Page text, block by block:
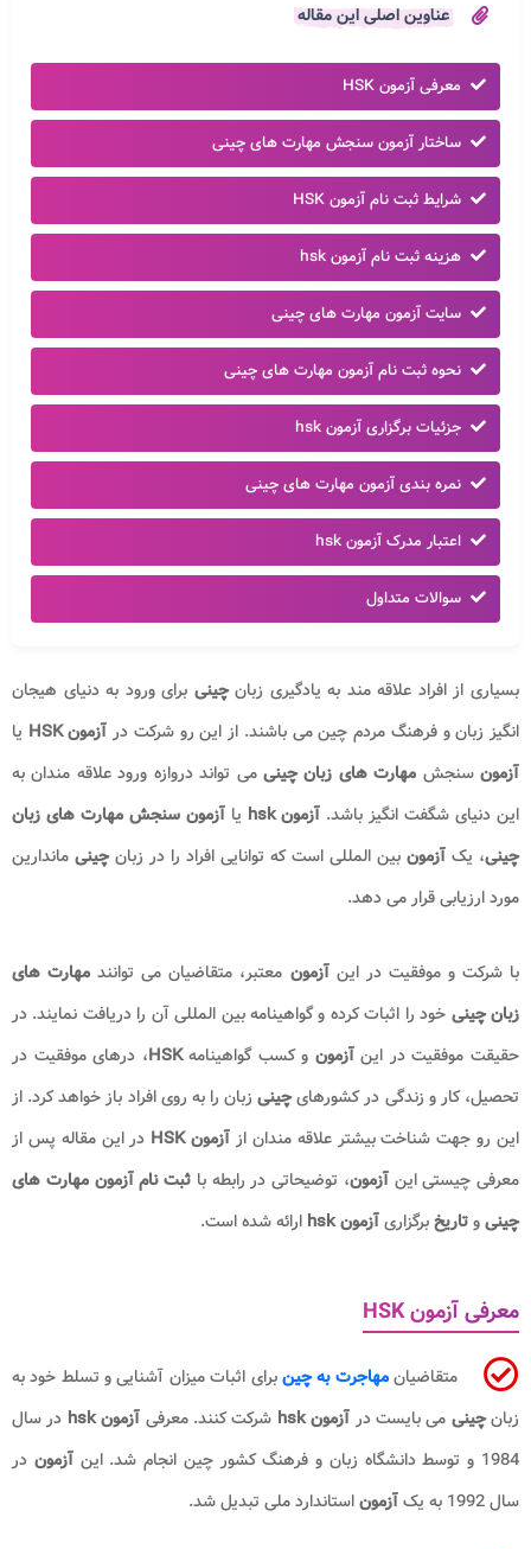
عناوین اصلی این مقاله
معرفی آزمون HSK
ساختار آزمون سنجش مهارت های چینی
شرایط ثبت نام آزمون HSK
هزینه ثبت نام آزمون hsk
سایت آزمون مهارت های چینی
نحوه ثبت نام آزمون مهارت های چینی
جزئیات برگزاری آزمون hsk
نمره بندی آزمون مهارت های چینی
اعتبار مدرک آزمون hsk
سوالات متداول
بسیاری از افراد علاقه مند به یادگیری زبانچینی برای ورود به دنیای هیجان
انگیز زبان و فرهنگ مردم چین می باشند. از این رو شرکت در آزمونHSK یا
آزمونسنجش مهارت های زبان چینی می تواند دروازه ورود علاقه مندان به
این دنیای شگفت انگیز باشد. آزمونhsk یاآزمون سنجش مهارت های زبان
چینی، یک آزمون بین المللی است که توانایی افراد را در زبانچینی ماندارین
مورد ارزیابی قرار می دهد.
با شرکت و موفقیت در اینآزمون معتبر، متقاضیان می توانند مهارت های
زبان چینی خود را اثبات کرده و گواهینامه بین المللی آن را دریافت نمایند. در
حقیقت موفقیت در اینآزمون و کسب گواهینامهHSK، درهای موفقیت در
تحصیل، کار و زندگی در کشورهایچینی زبان را به روی افراد باز خواهد کرد. از
این رو جهت شناخت بیشتر علاقه مندان از آزمونHSK در این مقاله پس از
معرفی چیستی اینآزمون، توضیحاتی در رابطه با ثبت نام آزمون مهارت های
چینیوتاریخبرگزاریآزمونhsk ارائه شده است.
معرفی آزمون HSK
متقاضیانمهاجرت به چینبرای اثبات میزان آشنایی و تسلط خود به
زبانچینی می بایست در آزمون hsk شرکت کنند. معرفی آزمون hsk
در سال
1984 و توسط دانشگاه زبان و فرهنگ کشور چین انجام شد. این
آزمون در
سال 1992 به یک
آزموناستاندارد ملی تبدیل شد.